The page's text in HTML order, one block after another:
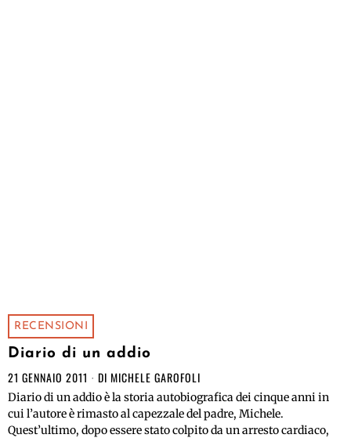
RECENSIONI
Diario di un addio
21 GENNAIO 2011 DI MICHELE GAROFOLI
Diario di un addio è la storia autobiografica dei cinque anni in
cui l’autore è rimasto al capezzale del padre, Michele.
Quest’ultimo, dopo essere stato colpito da un arresto cardiaco,